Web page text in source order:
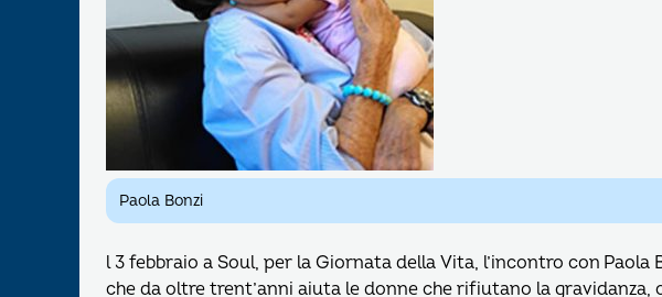
Paola Bonzi
l 3 febbraio a Soul, per la Giornata della Vita, l’incontro con Paola
che da oltre trent’anni aiuta le donne che rifiutano la gravidanza,